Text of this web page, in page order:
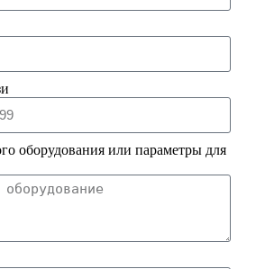
оборудования или параметры для